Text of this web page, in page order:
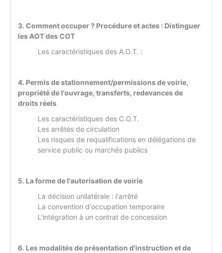
3. Comment occuper ? Procédure et actes : Distinguer
les AOT des COT
Les caractéristiques des A.O.T. :
4. Permis de stationnement/permissions de voirie,
propriété de l'ouvrage, transferts, redevances de
droits réels
Les caractéristiques des C.O.T.
Les arrêtés de circulation
Les risques de requalifications en délégations de
service public ou marchés publics
5. La forme de l'autorisation de voirie
La décision unilatérale : l'arrêté
La convention d'occupation temporaire
L'intégration à un contrat de concession
6. Les modalités de présentation d'instruction et de